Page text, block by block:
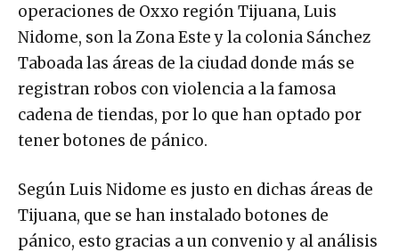
operaciones de Oxxo región Tijuana, Luis
Nidome, son la Zona Este y la colonia Sánchez
Taboada las áreas de la ciudad donde más se
registran robos con violencia a la famosa
cadena de tiendas, por lo que han optado por
tener botones de pánico.
Según Luis Nidome es justo en dichas áreas de
Tijuana, que se han instalado botones de
pánico, esto gracias a un convenio y al análisis